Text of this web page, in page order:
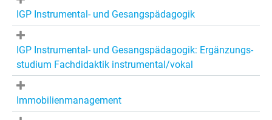
IGP Instrumental- und Gesangspädagogik
IGP Instrumental- und Gesangspädagogik: Er­gän­zungs­
stu­di­um Fach­di­dak­tik in­stru­men­tal/vokal
Immobilienmanagement